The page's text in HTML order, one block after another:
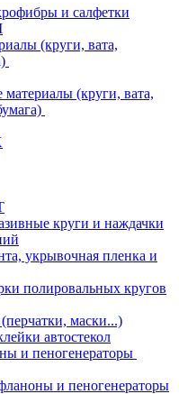
и салфетки
(круги, вата,
(круги, вата,
круги и наждачки
укрывочная пленка и
полировальных кругов
маски...)
автостекол
и пеногенераторы
и пеногенераторы